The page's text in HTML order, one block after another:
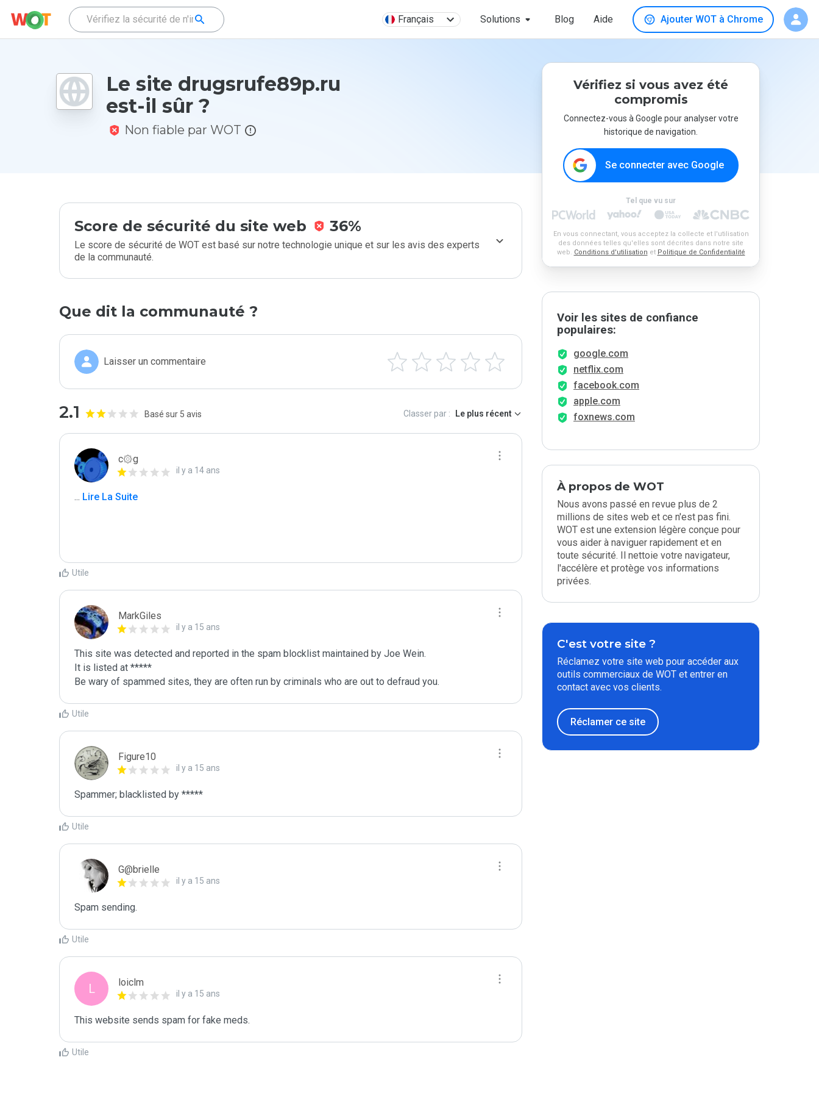
Français Solutions Blog Aide Ajouter WOT à Chrome
Le site drugsrufe89p.ru
est-il sûr ?
Non fiable par WOT
Score de sécurité du site web 36%
Le score de sécurité de WOT est basé sur notre technologie unique et sur les avis des experts
de la communauté.
Que dit la communauté ?
Laisser un commentaire
2.1 Basé sur 5 avis Classer par : Le plus récent
c۞g
il y a 14 ans
... Lire La Suite
Utile
MarkGiles
il y a 15 ans
This site was detected and reported in the spam blocklist maintained by Joe Wein.
It is listed at *****
Be wary of spammed sites, they are often run by criminals who are out to defraud you.
Utile
Figure10
il y a 15 ans
Spammer; blacklisted by *****
Utile
G@brielle
il y a 15 ans
Spam sending.
Utile
L loiclm
il y a 15 ans
This website sends spam for fake meds.
Utile
Vérifiez si vous avez été
compromis
Connectez-vous à Google pour analyser votre
historique de navigation.
Se connecter avec Google
Tel que vu sur
En vous connectant, vous acceptez la collecte et l'utilisation
des données telles qu'elles sont décrites dans notre site
web. Conditions d'utilisation et Politique de Confidentialité
Voir les sites de confiance
populaires:
google.com
netflix.com
facebook.com
apple.com
foxnews.com
À propos de WOT
Nous avons passé en revue plus de 2
millions de sites web et ce n'est pas fini.
WOT est une extension légère conçue pour
vous aider à naviguer rapidement et en
toute sécurité. Il nettoie votre navigateur,
l'accélère et protège vos informations
privées.
C'est votre site ?
Réclamez votre site web pour accéder aux
outils commerciaux de WOT et entrer en
contact avec vos clients.
Réclamer ce site